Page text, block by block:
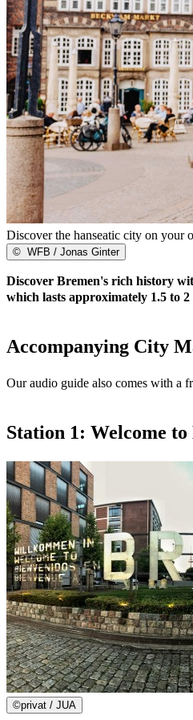
Discover the hanseatic city on your
© WFB / Jonas Ginter
Discover Bremen's rich history
which lasts approximately 1.5 to
Accompanying City
Our audio guide also comes with a
Station 1: Welcome to
©privat / JUA